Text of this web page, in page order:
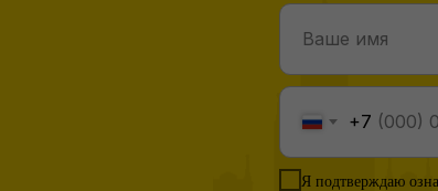
+7
Я подтверждаю